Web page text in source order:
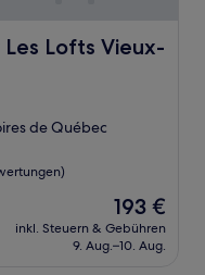
Lofts Vieux-
Vieux-Quebec
de Québec
Der
Preis
beträgt
193 €
inkl. Steuern & Gebühren
9. Aug.–10. Aug.